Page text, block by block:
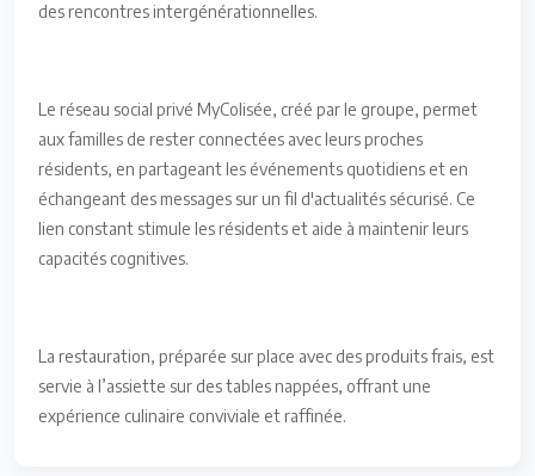
des rencontres intergénérationnelles.
Le réseau social privé MyColisée, créé par le groupe, permet
aux familles de rester connectées avec leurs proches
résidents, en partageant les événements quotidiens et en
échangeant des messages sur un fil d'actualités sécurisé. Ce
lien constant stimule les résidents et aide à maintenir leurs
capacités cognitives.
La restauration, préparée sur place avec des produits frais, est
servie à l’assiette sur des tables nappées, offrant une
expérience culinaire conviviale et raffinée.